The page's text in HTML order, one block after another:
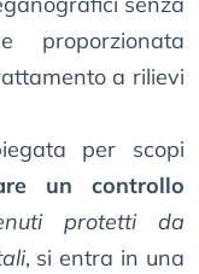
proporzionata
a rilievi
per scopi
un controllo
protetti da
, si entra in una